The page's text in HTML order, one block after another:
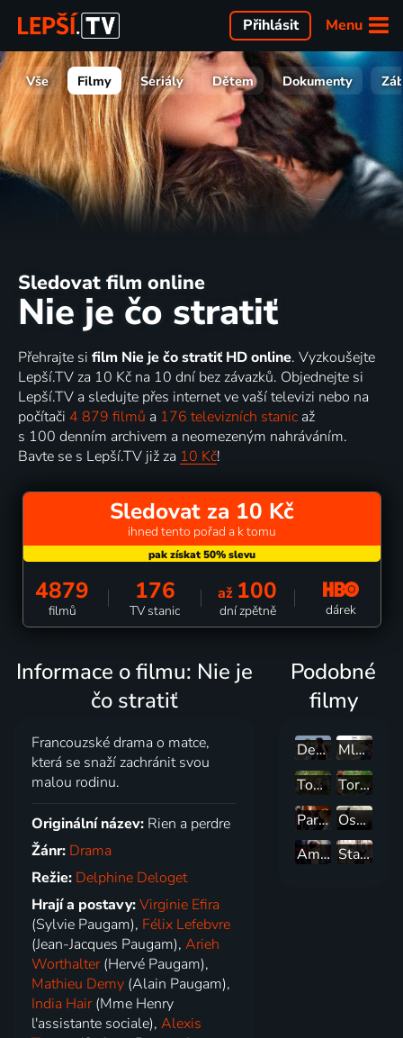
Menu
Přihlásit
Vše Filmy Seriály Dětem Dokumenty
Sledovat film online
Nie je čo stratiť
Přehrajte si film Nie je čo stratiť HD online. Vyzkoušejte
Lepší.TV za 10 Kč na 10 dní bez závazků. Objednejte si
Lepší.TV a sledujte přes internet ve vaší televizi nebo na
počítači 4 879 filmů a 176 televizních stanic až
s 100 denním archivem a neomezeným nahráváním.
Bavte se s Lepší.TV již za 10 Kč!
Sledovat za 10 Kč
ihned tento pořad a k tomu
4879
filmů
176
TV stanic
až 100
dní zpětně dárek
Informace o filmu: Nie je
čo stratiť
Francouzské drama o matce,
která se snaží zachránit svou
malou rodinu.
Originální název: Rien a perdre
Žánr: Drama
Režie: Delphine Deloget
Hrají a postavy:Virginie Efira
(Sylvie Paugam), Félix Lefebvre
(Jean-Jacques Paugam),Arieh
Worthalter(Hervé Paugam),
Mathieu Demy (Alain Paugam),
India Hair(Mme Henry
l'assistante sociale),Alexis
Podobné
filmy
Deník komorné
Mladý Ahmed
Tout cela je te le donnerai
Tori a Lokita
Pardon, nezastihli jsme vás
Osm hor
Amal
Starý dub